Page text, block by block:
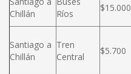
Chillán
Ríos
$15.000
Santiago a
Chillán
Tren
Central
$5.700